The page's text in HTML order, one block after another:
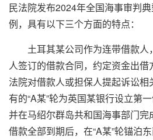
民法院发布2024年全国海事审判
例，具有以下三个方面的特点：
土耳其某公司作为连带借款人
人签订的借款合同，约定资金出
法院对借款人或担保人提起诉讼
有的“A某”轮为英国某银行设立第
并在马绍尔群岛共和国海事部门
借款全部到期后，在“A某”轮锚泊